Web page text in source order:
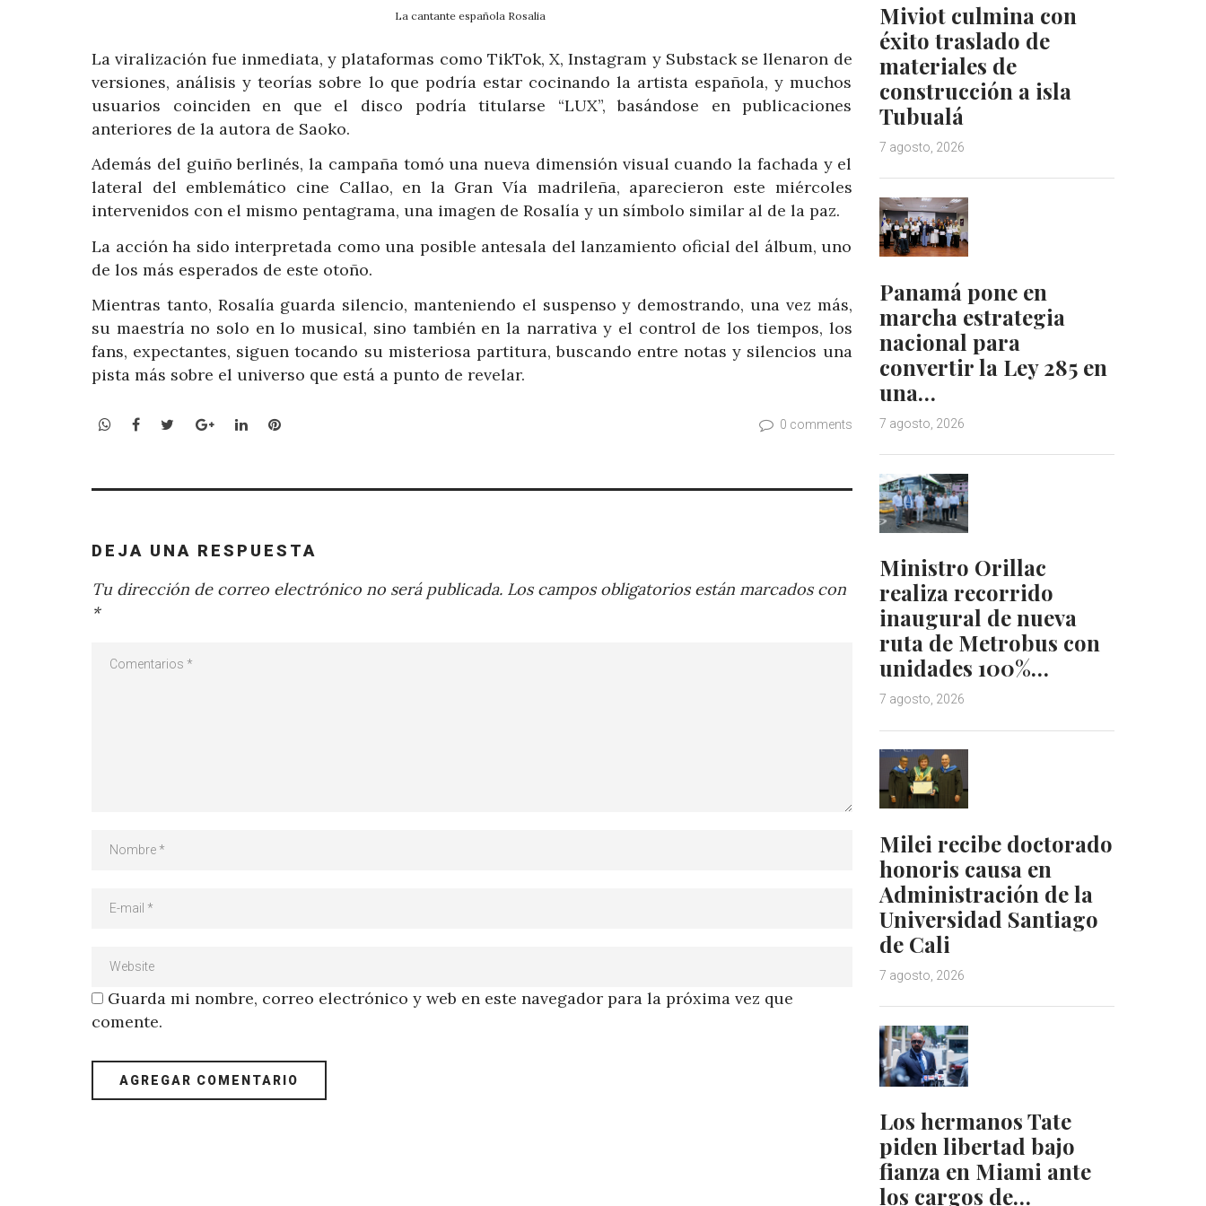
La cantante española Rosalia
La viralización fue inmediata, y plataformas como TikTok, X, Instagram y Substack se llenaron de
versiones, análisis y teorías sobre lo que podría estar cocinando la artista española, y muchos
usuarios coinciden en que el disco podría titularse “LUX”, basándose en publicaciones
anteriores de la autora de Saoko.
Además del guiño berlinés, la campaña tomó una nueva dimensión visual cuando la fachada y el
lateral del emblemático cine Callao, en la Gran Vía madrileña, aparecieron este miércoles
intervenidos con el mismo pentagrama, una imagen de Rosalía y un símbolo similar al de la paz.
La acción ha sido interpretada como una posible antesala del lanzamiento oficial del álbum, uno
de los más esperados de este otoño.
Mientras tanto, Rosalía guarda silencio, manteniendo el suspenso y demostrando, una vez más,
su maestría no solo en lo musical, sino también en la narrativa y el control de los tiempos, los
fans, expectantes, siguen tocando su misteriosa partitura, buscando entre notas y silencios una
pista más sobre el universo que está a punto de revelar.
WhatsApp
Facebook
TwitterGoogle+LinkedInPinterest 0 comments
DEJA UNA RESPUESTA
Tu dirección de correo electrónico no será publicada. Los campos obligatorios están marcados con
*
Guarda mi nombre, correo electrónico y web en este navegador para la próxima vez que
comente.
Miviot culmina con
éxito traslado de
materiales de
construcción a isla
Tubualá
7 agosto, 2026
Panamá pone en
marcha estrategia
nacional para
convertir la Ley 285 en
una…
7 agosto, 2026
Ministro Orillac
realiza recorrido
inaugural de nueva
ruta de Metrobus con
unidades 100%…
7 agosto, 2026
Milei recibe doctorado
honoris causa en
Administración de la
Universidad Santiago
de Cali
7 agosto, 2026
Los hermanos Tate
piden libertad bajo
fianza en Miami ante
los cargos de…